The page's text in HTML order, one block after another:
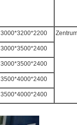
3000*3200*2200
3000*3500*2400
3000*3500*2400
3500*4000*2400
3500*4000*2400